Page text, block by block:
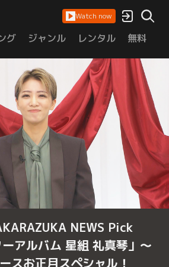
Watch now
グ ジャンル レンタル 無料
NEWS Pick
アルバム 星組 礼真琴」～
スお正月スペシャル！